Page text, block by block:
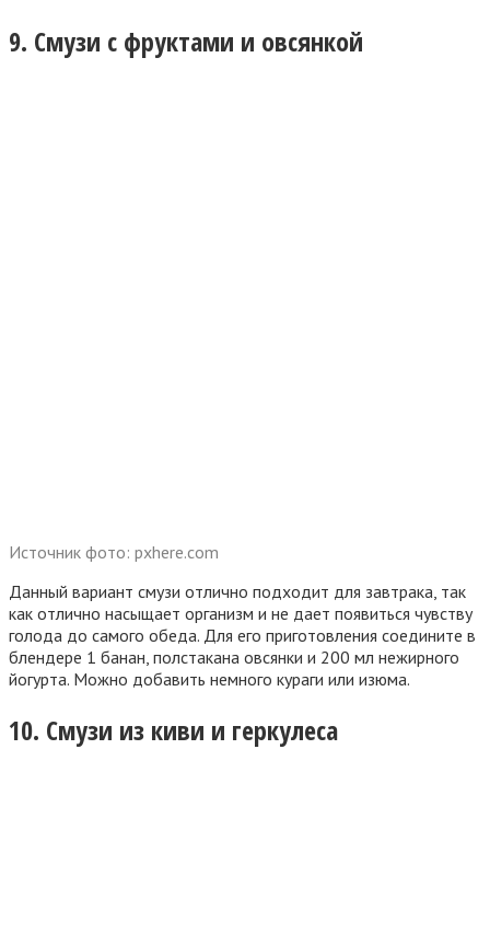
9. Смузи с фруктами и овсянкой
Источник фото: pxhere.com
Данный вариант смузи отлично подходит для завтрака, так
как отлично насыщает организм и не дает появиться чувству
голода до самого обеда. Для его приготовления соедините в
блендере 1 банан, полстакана овсянки и 200 мл нежирного
йогурта. Можно добавить немного кураги или изюма.
10. Смузи из киви и геркулеса